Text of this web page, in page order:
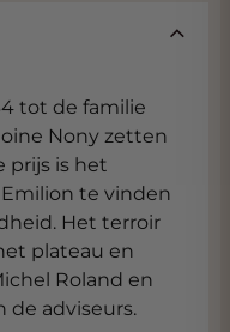
tot de familie
Nony zetten
prijs is het
te vinden
Het terroir
plateau en
Roland en
de adviseurs.